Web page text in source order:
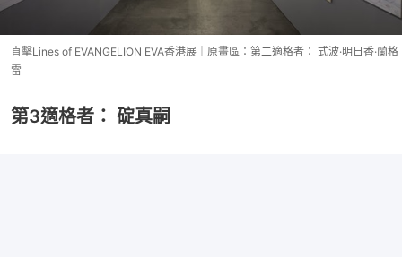
直擊Lines of EVANGELION EVA香港展｜原畫區：第二適格者： 式波·明日香·蘭格
雷
第3適格者： 碇真嗣